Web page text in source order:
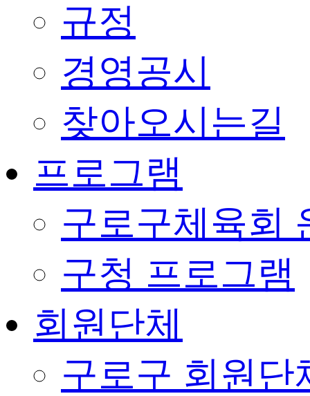
규정
경영공시
찾아오시는길
프로그램
구로구체육회
구청 프로그램
회원단체
구로구 회원단